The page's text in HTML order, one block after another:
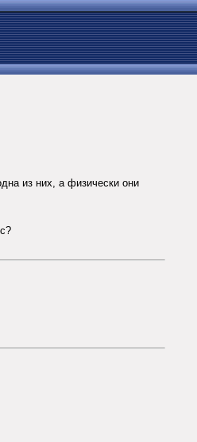
из них, а физически они